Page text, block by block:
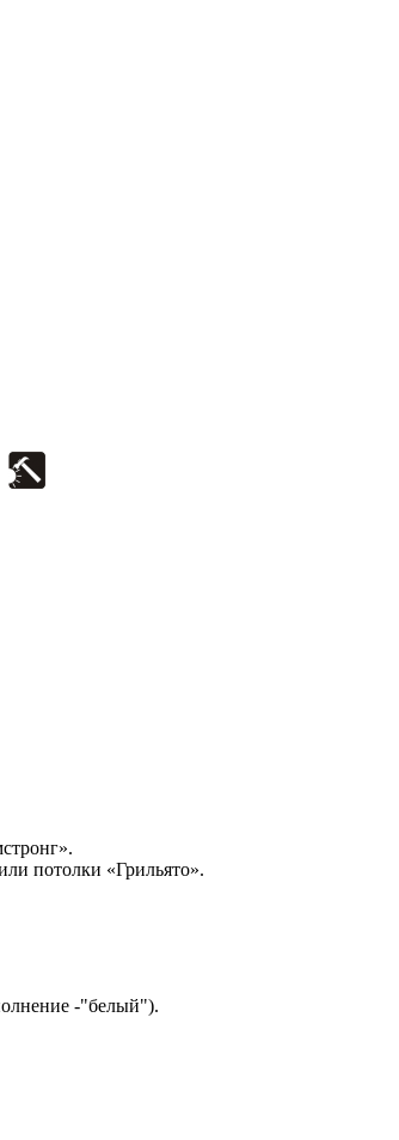
потолки «Грильято».
-"белый").